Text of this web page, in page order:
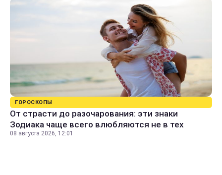
ГОРОСКОПЫ
От страсти до разочарования: эти знаки
Зодиака чаще всего влюбляются не в тех
08 августа 2026, 12:01